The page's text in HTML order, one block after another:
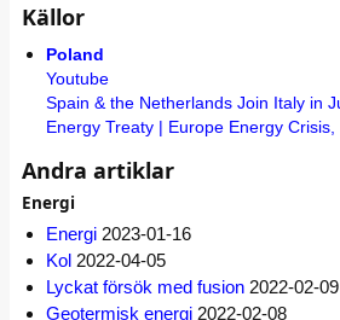
Källor
Poland
Youtube
Spain & the Netherlands Join Italy in
Energy Treaty | Europe Energy
Andra artiklar
Energi
Energi 2023-01-16
Kol 2022-04-05
Lyckat försök med fusion 2022-02-09
Geotermisk energi 2022-02-08